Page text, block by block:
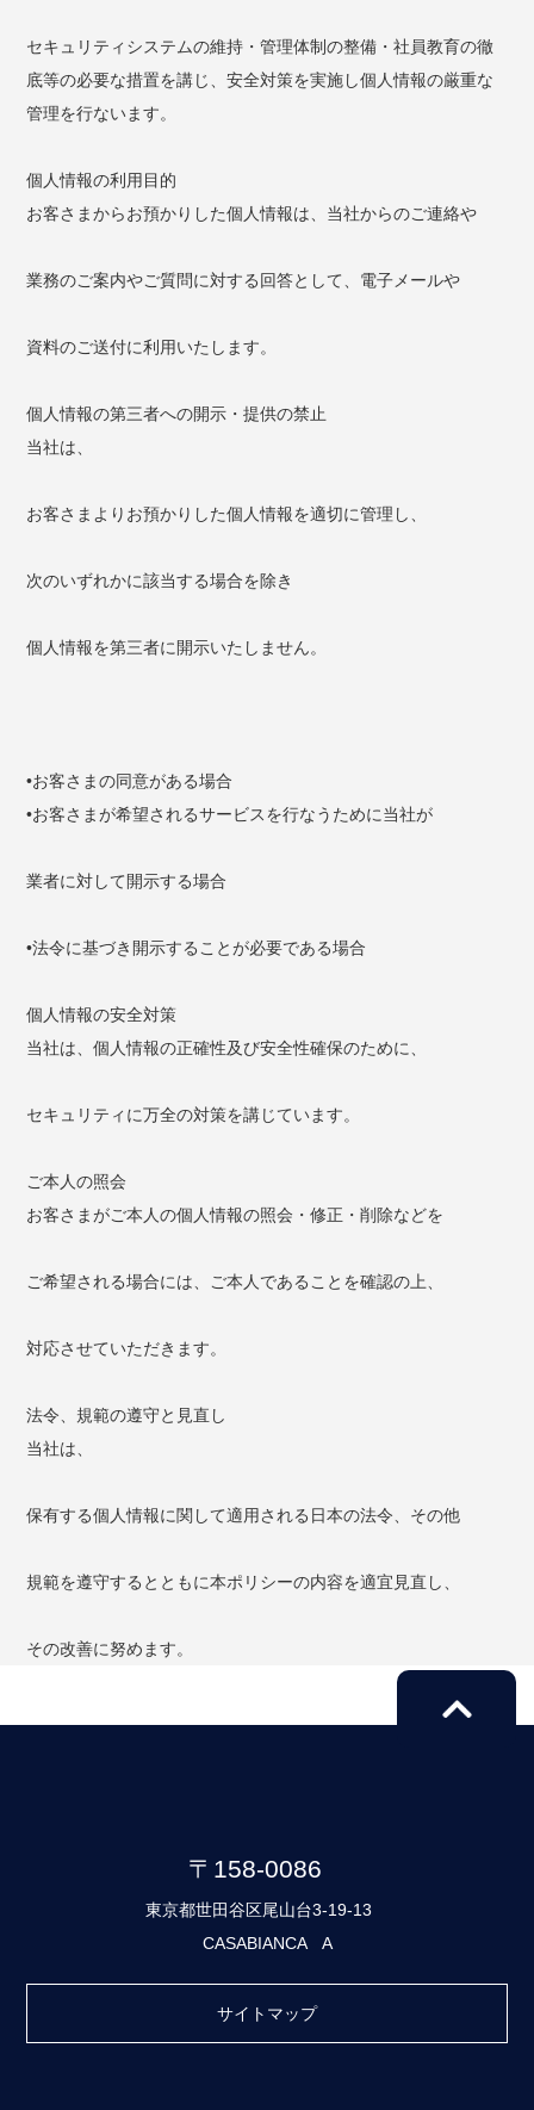
セキュリティシステムの維持・管理体制の整備・社員教育の徹
底等の必要な措置を講じ、安全対策を実施し個人情報の厳重な
管理を行ないます。
個人情報の利用目的
お客さまからお預かりした個人情報は、当社からのご連絡や
業務のご案内やご質問に対する回答として、電子メールや
資料のご送付に利用いたします。
個人情報の第三者への開示・提供の禁止
当社は、
お客さまよりお預かりした個人情報を適切に管理し、
次のいずれかに該当する場合を除き
個人情報を第三者に開示いたしません。
•お客さまの同意がある場合
•お客さまが希望されるサービスを行なうために当社が
業者に対して開示する場合
•法令に基づき開示することが必要である場合
個人情報の安全対策
当社は、個人情報の正確性及び安全性確保のために、
セキュリティに万全の対策を講じています。
ご本人の照会
お客さまがご本人の個人情報の照会・修正・削除などを
ご希望される場合には、ご本人であることを確認の上、
対応させていただきます。
法令、規範の遵守と見直し
当社は、
保有する個人情報に関して適用される日本の法令、その他
規範を遵守するとともに本ポリシーの内容を適宜見直し、
その改善に努めます。
サイトマップ
〒158-0086
東京都世田谷区尾山台3-19-13
CASABIANCA A